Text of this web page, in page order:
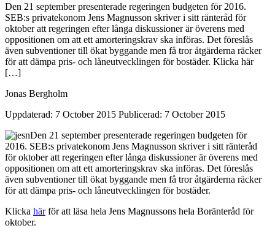
Den 21 september presenterade regeringen budgeten för 2016.
SEB:s privatekonom Jens Magnusson skriver i sitt ränteråd för
oktober att regeringen efter långa diskussioner är överens med
oppositionen om att ett amorteringskrav ska införas. Det föreslås
även subventioner till ökat byggande men få tror åtgärderna räcker
för att dämpa pris- och låneutvecklingen för bostäder. Klicka här
[…]
Jonas Bergholm
Uppdaterad: 7 October 2015 Publicerad: 7 October 2015
Den 21 september presenterade regeringen budgeten för
2016. SEB:s privatekonom Jens Magnusson skriver i sitt ränteråd
för oktober att regeringen efter långa diskussioner är överens med
oppositionen om att ett amorteringskrav ska införas. Det föreslås
även subventioner till ökat byggande men få tror åtgärderna räcker
för att dämpa pris- och låneutvecklingen för bostäder.
Klicka härför att läsa hela Jens Magnussons hela Boränteråd för
oktober.